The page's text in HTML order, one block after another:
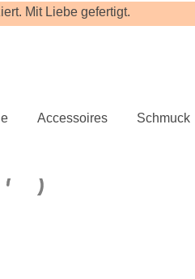
Mit Liebe gefertigt.
Accessoires Schmuck